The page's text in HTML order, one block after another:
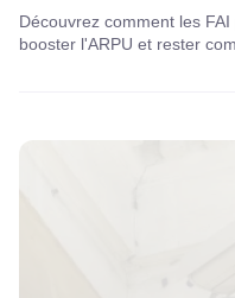
Découvrez comment les
booster l'ARPU et rester